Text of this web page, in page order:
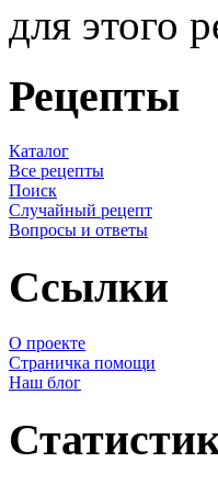
для этого
Рецепты
Каталог
Все рецепты
Поиск
Случайный рецепт
Вопросы и ответы
Ссылки
О проекте
Страничка помощи
Наш блог